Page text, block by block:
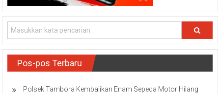
Pos-pos Terbaru
Polsek Tambora Kembalikan Enam Sepeda Motor Hilang